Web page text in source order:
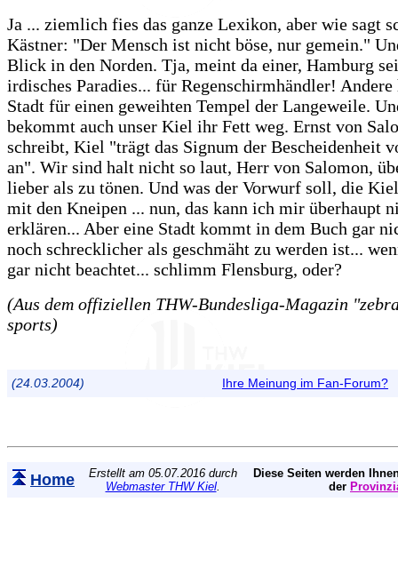
Ja ... ziemlich fies das ganze Lexikon, aber wie sagt
Kästner: "Der Mensch ist nicht böse, nur gemein."
Blick in den Norden. Tja, meint da einer, Hamburg
irdisches Paradies... für Regenschirmhändler!
Stadt für einen geweihten Tempel der Langeweile.
bekommt auch unser Kiel ihr Fett weg. Ernst von
schreibt, Kiel "trägt das Signum der Bescheidenheit
an". Wir sind halt nicht so laut, Herr von Salomon,
lieber als zu tönen. Und was der Vorwurf soll, die
mit den Kneipen ... nun, das kann ich mir überhaupt
erklären... Aber eine Stadt kommt in dem Buch gar
noch schrecklicher als geschmäht zu werden ist...
gar nicht beachtet... schlimm Flensburg, oder?
(Aus dem offiziellen THW-Bundesliga-Magazin
sports)
(24.03.2004) Ihre Meinung im Fan-Forum?
Home
Erstellt am 05.07.2016 durch
Webmaster THW Kiel.
Diese Seiten werden
der